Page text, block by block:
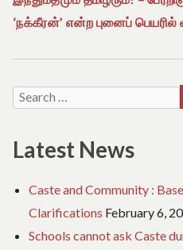
navigation
‘நக்கீரன்’ என்ற புனைப் பெயரில்
Search
Latest News
Caste and Community :
Clarifications February 6,
Schools cannot ask Caste